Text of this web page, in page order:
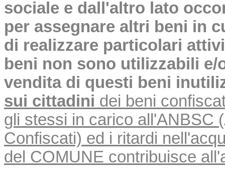
sociale e dall'altro lato
per assegnare altri beni in
di realizzare particolari
beni non sono utilizzabili
vendita di questi beni
sui cittadini dei beni
gli stessi in carico all'ANBSC
Confiscati) ed i ritardi
del COMUNE contribuisce